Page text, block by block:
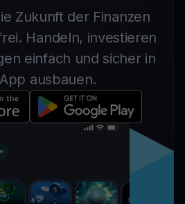
Zukunft der Finanzen
Handeln, investieren
einfach und sicher in
ausbauen.